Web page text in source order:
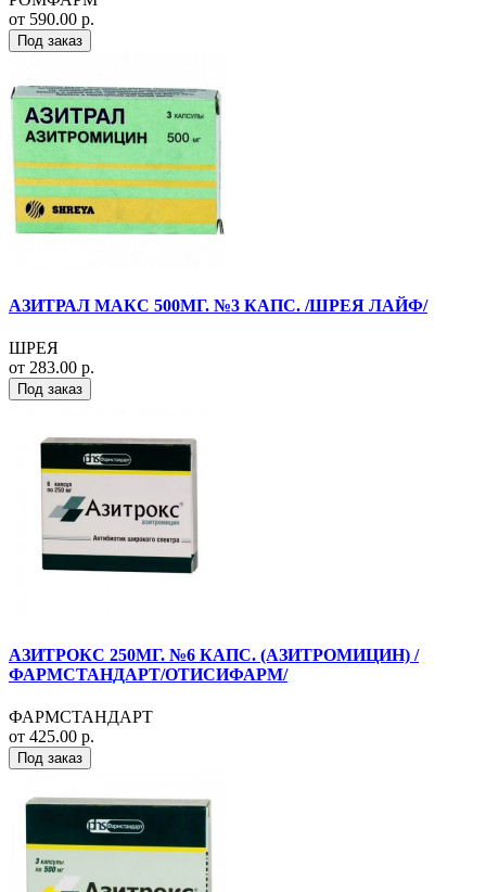
от 590.00 р.
Под заказ
АЗИТРАЛ МАКС 500МГ. №3 КАПС. /ШРЕЯ ЛАЙФ/
ШРЕЯ
от 283.00 р.
Под заказ
АЗИТРОКС 250МГ. №6 КАПС. (АЗИТРОМИЦИН) /
ФАРМСТАНДАРТ/ОТИСИФАРМ/
ФАРМСТАНДАРТ
от 425.00 р.
Под заказ